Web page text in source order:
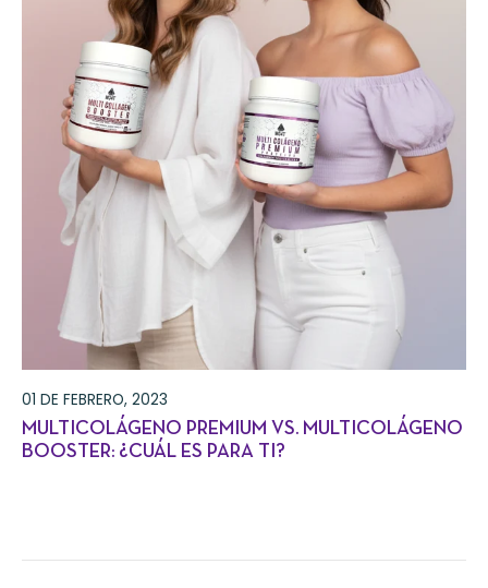
01 DE FEBRERO, 2023
MULTICOLÁGENO PREMIUM VS. MULTICOLÁGENO
BOOSTER: ¿CUÁL ES PARA TI?